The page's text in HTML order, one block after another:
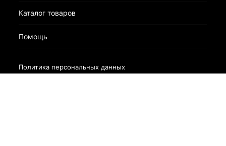
Каталог товаров
Помощь
Политика персональных данных